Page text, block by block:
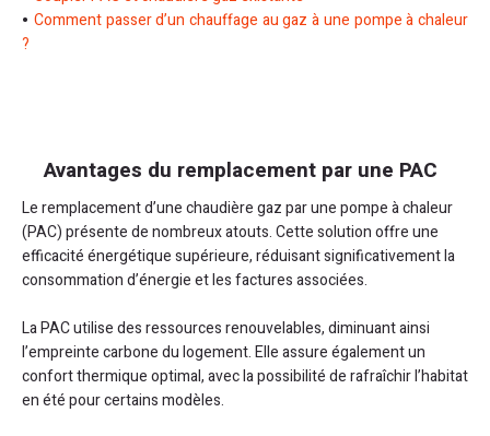
Comment passer d’un chauffage au gaz à une pompe à chaleur
?
Avantages du remplacement par une PAC
Le remplacement d’une chaudière gaz par une pompe à chaleur
(PAC) présente de nombreux atouts. Cette solution offre une
efficacité énergétique supérieure, réduisant significativement la
consommation d’énergie et les factures associées.
La PAC utilise des ressources renouvelables, diminuant ainsi
l’empreinte carbone du logement. Elle assure également un
confort thermique optimal, avec la possibilité de rafraîchir l’habitat
en été pour certains modèles.